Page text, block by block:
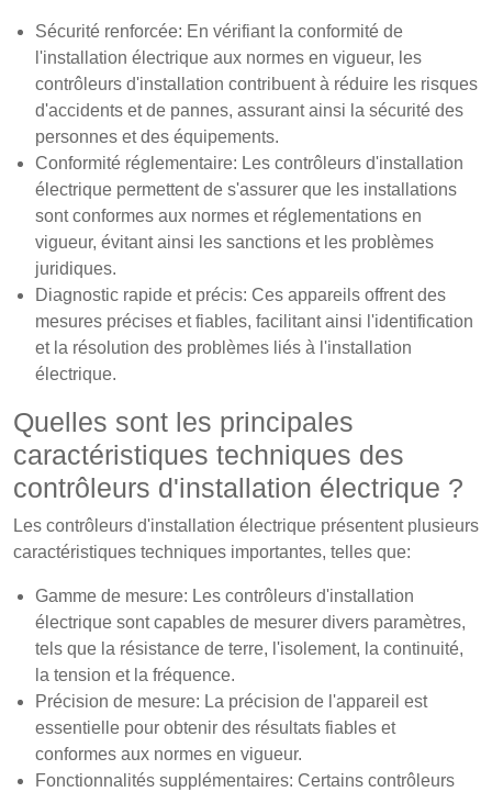
Sécurité renforcée: En vérifiant la conformité de
l'installation électrique aux normes en vigueur, les
contrôleurs d'installation contribuent à réduire les risques
d'accidents et de pannes, assurant ainsi la sécurité des
personnes et des équipements.
Conformité réglementaire: Les contrôleurs d'installation
électrique permettent de s'assurer que les installations
sont conformes aux normes et réglementations en
vigueur, évitant ainsi les sanctions et les problèmes
juridiques.
Diagnostic rapide et précis: Ces appareils offrent des
mesures précises et fiables, facilitant ainsi l'identification
et la résolution des problèmes liés à l'installation
électrique.
Quelles sont les principales
caractéristiques techniques des
contrôleurs d'installation électrique ?
Les contrôleurs d'installation électrique présentent plusieurs
caractéristiques techniques importantes, telles que:
Gamme de mesure: Les contrôleurs d'installation
électrique sont capables de mesurer divers paramètres,
tels que la résistance de terre, l'isolement, la continuité,
la tension et la fréquence.
Précision de mesure: La précision de l'appareil est
essentielle pour obtenir des résultats fiables et
conformes aux normes en vigueur.
Fonctionnalités supplémentaires: Certains contrôleurs